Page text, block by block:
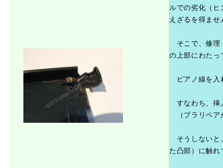
ルでの劣化（
えざるを得ませ
そこで、修理
の上部にわたっ
ピアノ線を入
すなわち、挿
（プラリペア
そうしないと
た凸部）に触れ